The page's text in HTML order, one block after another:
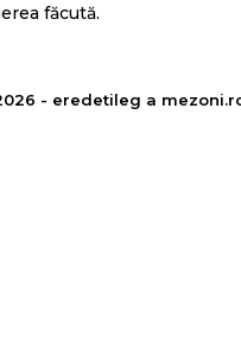
kiegészítő funkciójú
az egészséges
făcută.
- eredetileg a